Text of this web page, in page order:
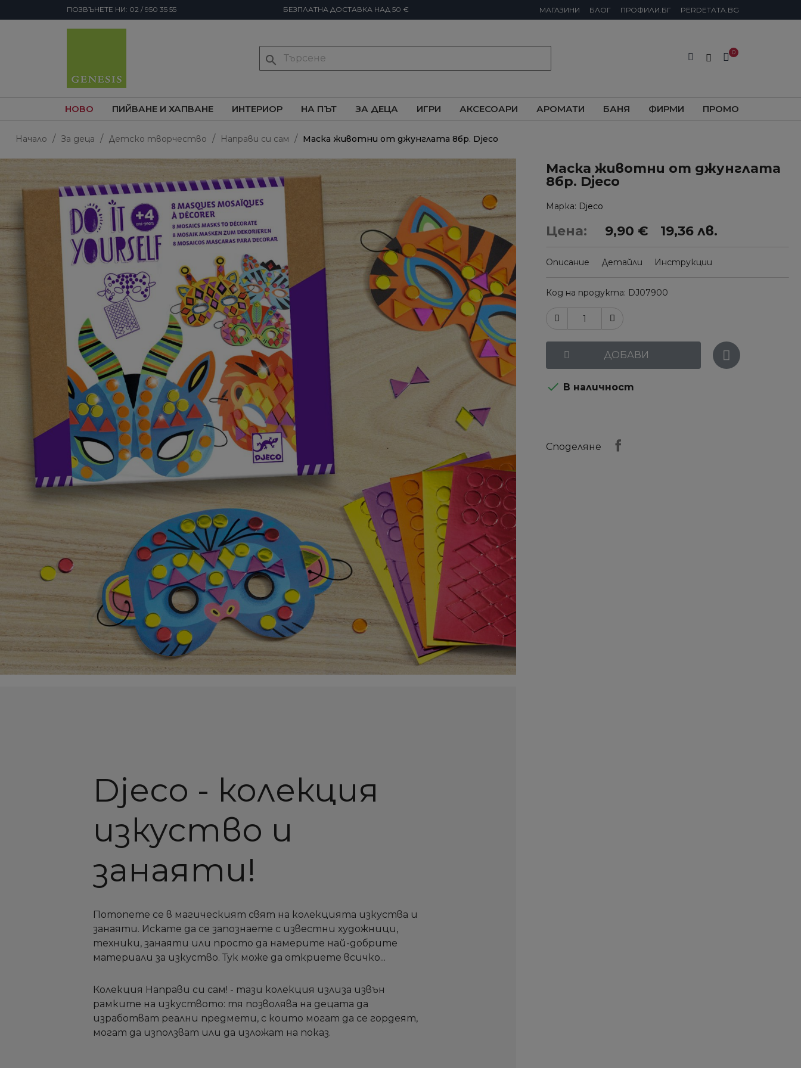
ПОЗВЪНЕТЕ НИ: 02 / 950 35 55 БЕЗПЛАТНА ДОСТАВКА НАД 50 € МАГАЗИНИ БЛОГ ПРОФИЛИ.БГ PERDETATA.BG
search
НОВО ПИЙВАНЕ И ХАПВАНЕ ИНТЕРИОР НА ПЪТ ЗА ДЕЦА ИГРИ АКСЕСОАРИ АРОМАТИ БАНЯ ФИРМИ ПРОМО
Начало За деца Детско творчество Направи си сам Маска животни от джунглата 8бр. Djeco
Djeco - колекция
изкуство и
занаяти!
Потопете се в магическият свят на колекцията изкуства и
занаяти. Искате да се запознаете с известни художници,
техники, занаяти или просто да намерите най-добрите
материали за изкуство. Тук може да откриете всичко...
Колекция Направи си сам! - тази колекция излиза извън
рамките на изкуството: тя позволява на децата да
изработват реални предмети, с които могат да се гордеят,
могат да използват или да изложат на показ.
Маска животни от джунглата
8бр. Djeco
Марка Djeco
Цена: 9,90 € 19,36 лв.
Описание Детайли Инструкции
Код на продукта DJ07900
ДОБАВИ
 В наличност
Споделяне